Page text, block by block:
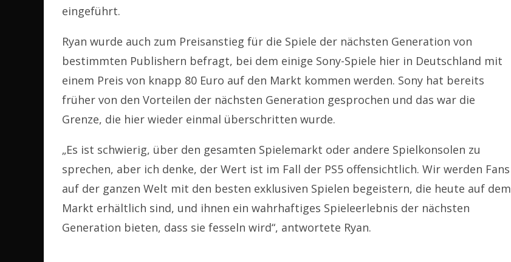
eingeführt.
Ryan wurde auch zum Preisanstieg für die Spiele der nächsten Generation von
bestimmten Publishern befragt, bei dem einige Sony-Spiele hier in Deutschland mit
einem Preis von knapp 80 Euro auf den Markt kommen werden. Sony hat bereits
früher von den Vorteilen der nächsten Generation gesprochen und das war die
Grenze, die hier wieder einmal überschritten wurde.
„Es ist schwierig, über den gesamten Spielemarkt oder andere Spielkonsolen zu
sprechen, aber ich denke, der Wert ist im Fall der PS5 offensichtlich. Wir werden Fans
auf der ganzen Welt mit den besten exklusiven Spielen begeistern, die heute auf dem
Markt erhältlich sind, und ihnen ein wahrhaftiges Spieleerlebnis der nächsten
Generation bieten, dass sie fesseln wird“, antwortete Ryan.